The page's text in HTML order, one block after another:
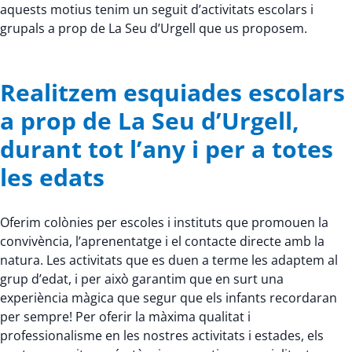
aquests motius tenim un seguit d’activitats escolars i
grupals a prop de La Seu d’Urgell que us proposem.
Realitzem esquiades escolars
a prop de La Seu d’Urgell,
durant tot l’any i per a totes
les edats
Oferim colònies per escoles i instituts que promouen la
convivència, l’aprenentatge i el contacte directe amb la
natura. Les activitats que es duen a terme les adaptem al
grup d’edat, i per això garantim que en surt una
experiència màgica que segur que els infants recordaran
per sempre! Per oferir la màxima qualitat i
professionalisme en les nostres activitats i estades, els